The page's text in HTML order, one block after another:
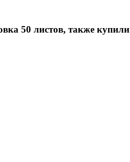
50 листов, также купили